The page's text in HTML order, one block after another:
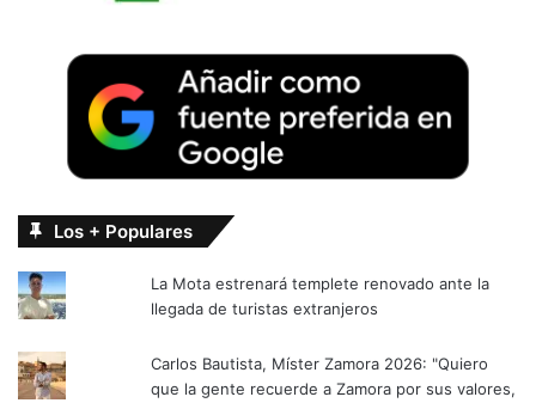
Los + Populares
La Mota estrenará templete renovado ante la
llegada de turistas extranjeros
Carlos Bautista, Míster Zamora 2026: "Quiero
que la gente recuerde a Zamora por sus valores,